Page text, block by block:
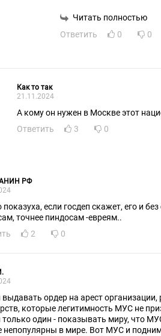
Читать полностью
Ответить
0 0
Как то так
21.11.2024
А кому он нужен в Москве этот
Ответить
3 0
РФ
показуха, если госдеп скажет, его и
точнее пиндосам -евреям..
2 0
ордер на арест
которые легитимность МУС не
один - показывать миру, что
непопулярны в мире. Вот МУС и